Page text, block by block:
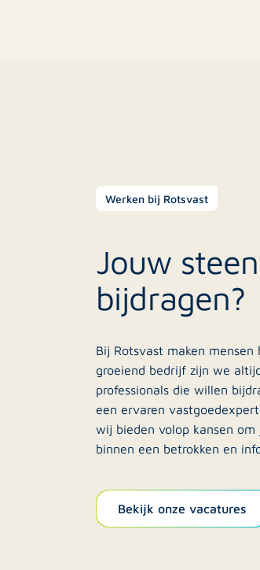
Werken bij Rotsvast
Jouw
bijdragen?
Bij Rotsvast maken
groeiend bedrijf zijn we
professionals die willen
een ervaren
wij bieden volop kansen
binnen een betrokken en
Bekijk onze vacatures